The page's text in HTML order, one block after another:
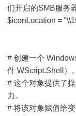
们开启的SMB服务
$iconLocation =
# 创建一个
件 WScript.Shell）
# 这个对象提供了
力。
# 将该对象赋值给